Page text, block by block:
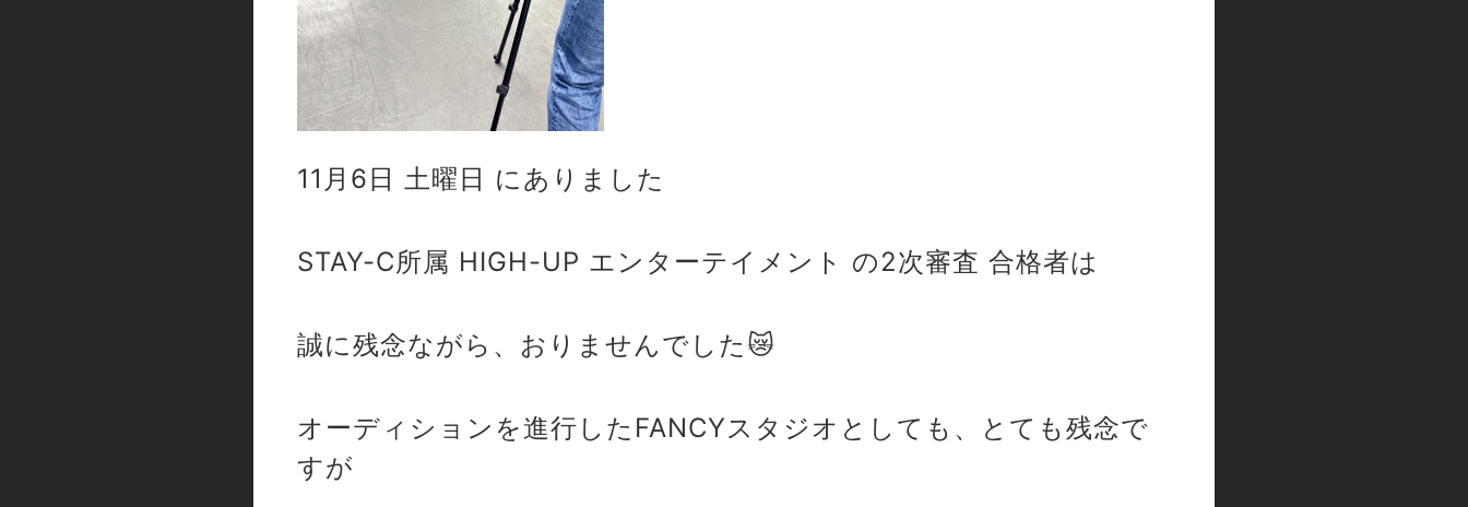
11月6日 土曜日 にありました
STAY-C所属 HIGH-UP エンターテイメント の2次審査 合格者は
誠に残念ながら、おりませんでした😿
オーディションを進行したFANCYスタジオとしても、とても残念で
すが